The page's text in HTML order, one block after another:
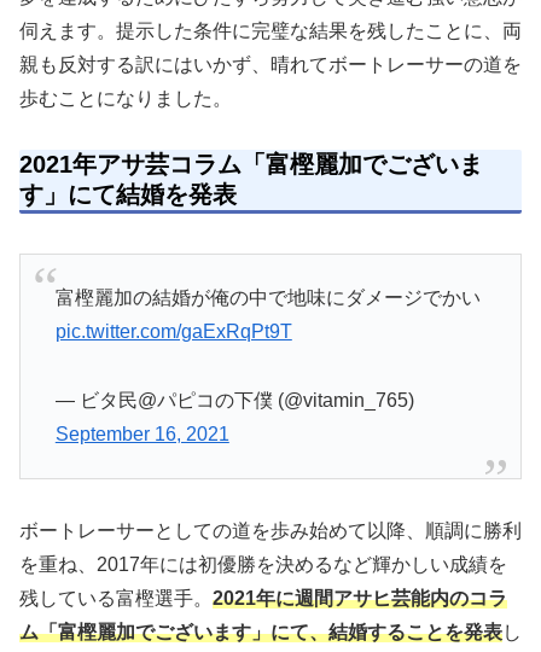
伺えます。提示した条件に完璧な結果を残したことに、両
親も反対する訳にはいかず、晴れてボートレーサーの道を
歩むことになりました。
2021年アサ芸コラム「富樫麗加でございま
す」にて結婚を発表
富樫麗加の結婚が俺の中で地味にダメージでかい
pic.twitter.com/gaExRqPt9T
— ビタ民@パピコの下僕 (@vitamin_765)
September 16, 2021
ボートレーサーとしての道を歩み始めて以降、順調に勝利
を重ね、2017年には初優勝を決めるなど輝かしい成績を
残している富樫選手。 2021年に週間アサヒ芸能内のコラ
ム「富樫麗加でございます」にて、結婚することを発表し